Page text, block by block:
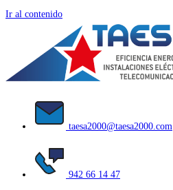
Ir al contenido
taesa2000@taesa2000.com
942 66 14 47